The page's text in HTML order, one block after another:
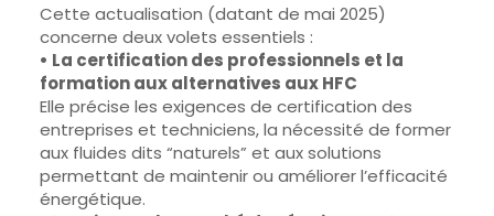
Cette actualisation (datant de mai 2025)
concerne deux volets essentiels :
• La certification des professionnels et la
formation aux alternatives aux HFC
Elle précise les exigences de certification des
entreprises et techniciens, la nécessité de former
aux fluides dits “naturels” et aux solutions
permettant de maintenir ou améliorer l’efficacité
énergétique.